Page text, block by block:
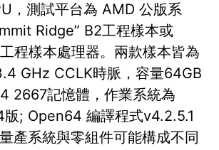
，測試平台為 AMD 公版系
Ridge” B2工程樣本或
程樣本處理器。兩款樣本皆為
GHz CCLK時脈，容量64GB
2667記憶體，作業系統為
; Open64 編譯程式v4.2.5.1
產系統與零組件可能構成不同